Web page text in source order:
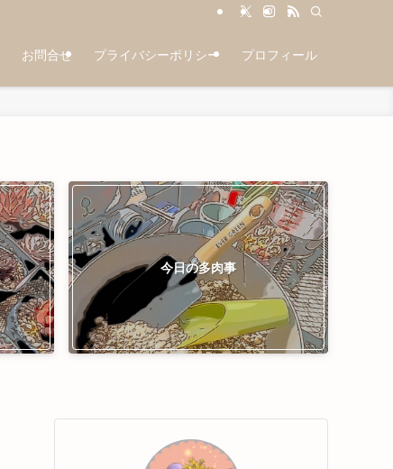
お問合せ プライバシーポリシー プロフィール
今日の多肉事